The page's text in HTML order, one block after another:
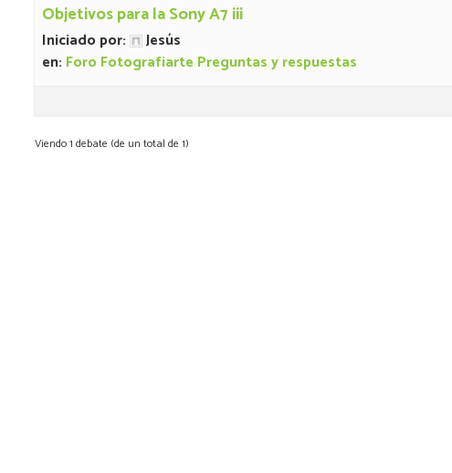
Objetivos para la Sony A7 iii
Iniciado por:
Jesús
en: Foro Fotografiarte Preguntas y respuestas
Viendo 1 debate (de un total de 1)